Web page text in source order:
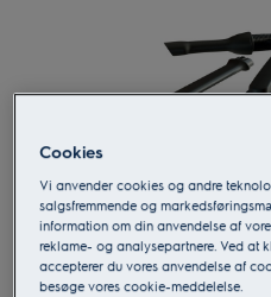
Tryk for
Cookies
Vi anvender cookies og andre
salgsfremmende og
information om din anvendelse af
reklame- og analysepartnere. Ved at
accepterer du vores anvendelse af
besøge vores cookie-meddelelse.